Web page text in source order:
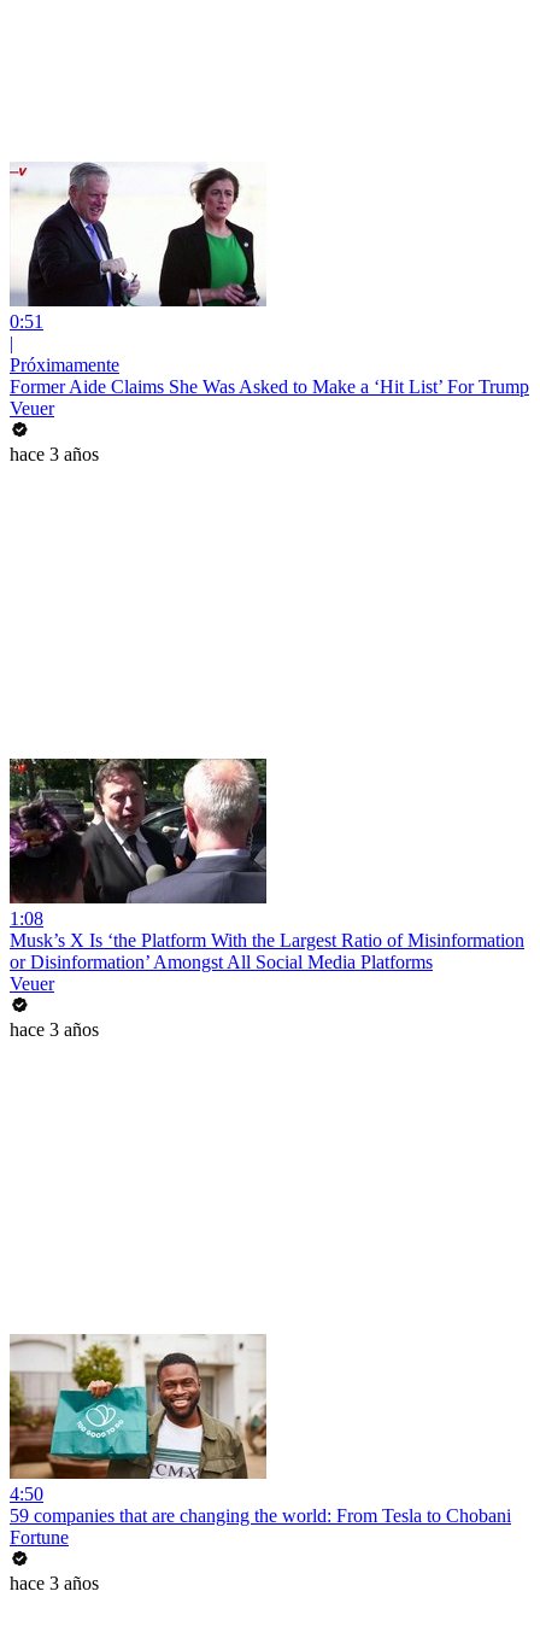
0:51
|
Próximamente
Former Aide Claims She Was Asked to Make a ‘Hit List’ For Trump
Veuer
hace 3 años
1:08
Musk’s X Is ‘the Platform With the Largest Ratio of Misinformation
or Disinformation’ Amongst All Social Media Platforms
Veuer
hace 3 años
4:50
59 companies that are changing the world: From Tesla to Chobani
Fortune
hace 3 años